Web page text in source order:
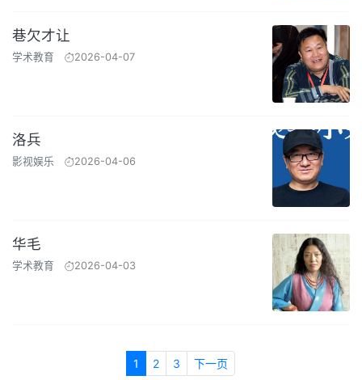
巷欠才让
学术教育 2026-04-07
洛兵
影视娱乐 2026-04-06
华毛
学术教育 2026-04-03
1 2 3 下一页